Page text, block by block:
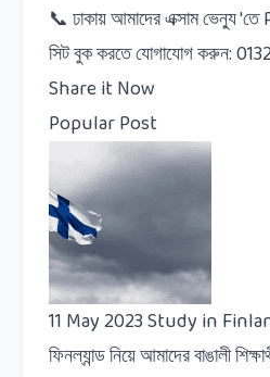
📞 ঢাকায় আমাদের এক্সাম ভেন্যু
সিট বুক করতে যোগাযোগ করুন:
Share it Now
Popular Post
11 May 2023Study in
ফিনল্যান্ড নিয়ে আমাদের বাঙালী